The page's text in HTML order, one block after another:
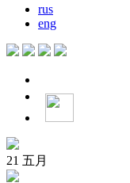
rus
eng
21 五月